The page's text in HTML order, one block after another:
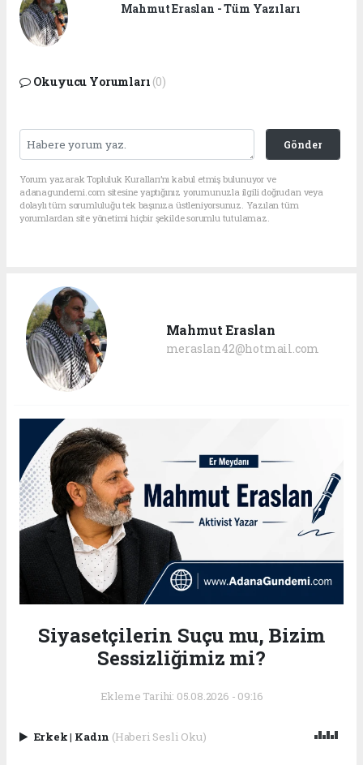
Mahmut Eraslan - Tüm Yazıları
Okuyucu Yorumları (0)
Gönder
Yorum yazarak Topluluk Kuralları’nı kabul etmiş bulunuyor ve
adanagundemi.com sitesine yaptığınız yorumunuzla ilgili doğrudan veya
dolaylı tüm sorumluluğu tek başınıza üstleniyorsunuz. Yazılan tüm
yorumlardan site yönetimi hiçbir şekilde sorumlu tutulamaz.
Mahmut Eraslan
meraslan42@hotmail.com
Siyasetçilerin Suçu mu, Bizim
Sessizliğimiz mi?
Ekleme Tarihi: 05.08.2026 - 09:16
Erkek| Kadın (Haberi Sesli Oku)